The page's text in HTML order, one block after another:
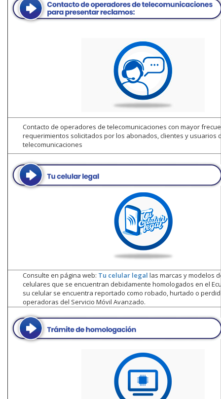
Contacto de operadores de telecomunicaciones con mayor
requerimientos solicitados por los abonados, clientes y usuarios
telecomunicaciones
Consulte en página web: Tu celular legal las marcas y modelos
celulares que se encuentran debidamente homologados en el
su celular se encuentra reportado como robado, hurtado o
operadoras del Servicio Móvil Avanzado.